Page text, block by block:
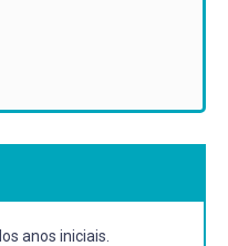
anos iniciais.